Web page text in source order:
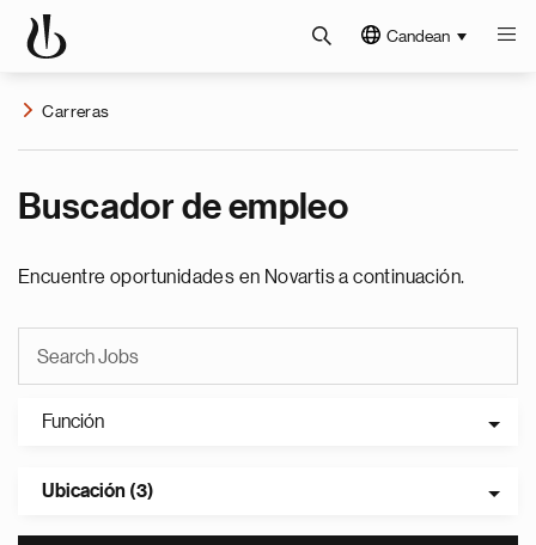
Candean
Carreras
Buscador de empleo
Encuentre oportunidades en Novartis a continuación.
Función
Ubicación (3)